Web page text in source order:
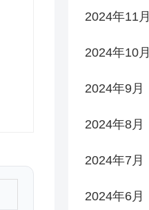
2024年11月
2024年10月
2024年9月
2024年8月
2024年7月
2024年6月